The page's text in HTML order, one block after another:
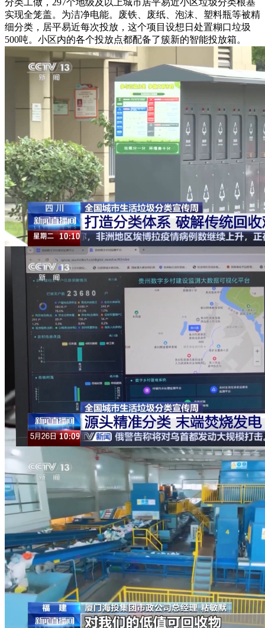
分类工做，297个地级及以上城市居平易近小区垃圾分类根基
实现全笼盖。为洁净电能。废铁、废纸、泡沫、塑料瓶等被精
细分类，居平易近每次投放，这个项目设想日处置糊口垃圾
500吨。小区内的各个投放点都配备了簇新的智能投放箱。